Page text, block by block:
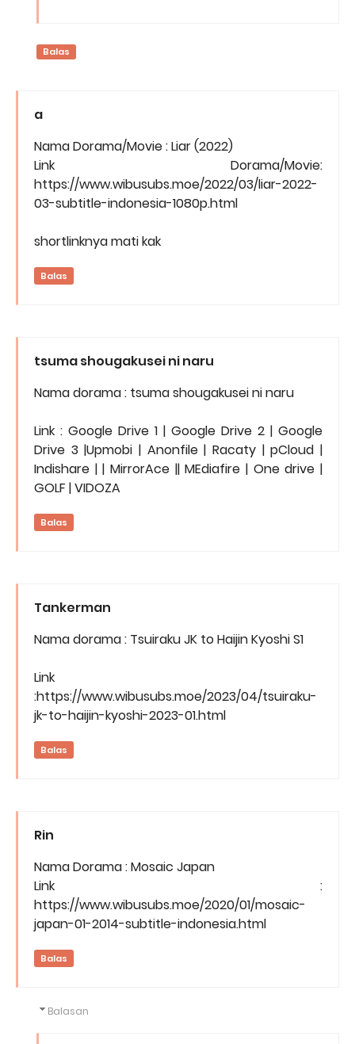
Balas
a
Nama Dorama/Movie : Liar (2022)
Link Dorama/Movie:
https://www.wibusubs.moe/2022/03/liar-2022-
03-subtitle-indonesia-1080p.html
shortlinknya mati kak
Balas
tsuma shougakusei ni naru
Nama dorama : tsuma shougakusei ni naru
Link : Google Drive 1 | Google Drive 2 | Google
Drive 3 |Upmobi | Anonfile | Racaty | pCloud |
Indishare | | MirrorAce || MEdiafire | One drive |
GOLF | VIDOZA
Balas
Tankerman
Nama dorama : Tsuiraku JK to Haijin Kyoshi S1
Link
:https://www.wibusubs.moe/2023/04/tsuiraku-
jk-to-haijin-kyoshi-2023-01.html
Balas
Rin
Nama Dorama : Mosaic Japan
Link :
https://www.wibusubs.moe/2020/01/mosaic-
japan-01-2014-subtitle-indonesia.html
Balas
Balasan